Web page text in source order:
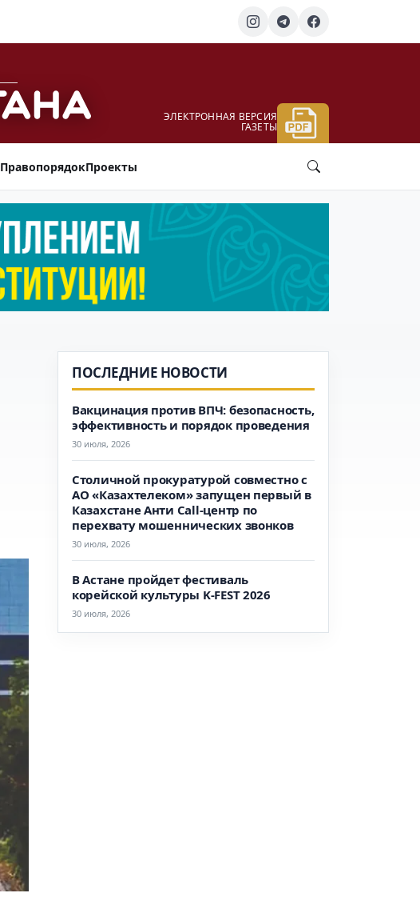
ЭЛЕКТРОННАЯ ВЕРСИЯ
ГАЗЕТЫ
ПравопорядокПроекты
ПОСЛЕДНИЕ НОВОСТИ
Вакцинация против ВПЧ: безопасность,
эффективность и порядок проведения
30 июля, 2026
Столичной прокуратурой совместно с
АО «Казахтелеком» запущен первый в
Казахстане Анти Call-центр по
перехвату мошеннических звонков
30 июля, 2026
В Астане пройдет фестиваль
корейской культуры K-FEST 2026
30 июля, 2026